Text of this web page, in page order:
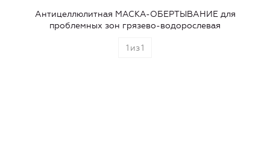
Антицеллюлитная МАСКА-ОБЕРТЫВАНИЕ для
проблемных зон грязево-водорослевая
1 из1